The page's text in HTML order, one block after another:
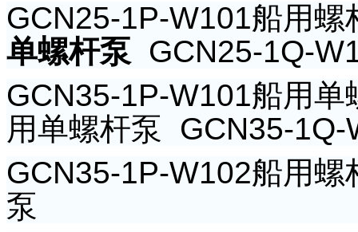
GCN25-1P-W101船用螺
单螺杆泵 GCN25-1Q-
GCN35-1P-W101船用单
用单螺杆泵 GCN35-1Q-
GCN35-1P-W102船用螺
泵